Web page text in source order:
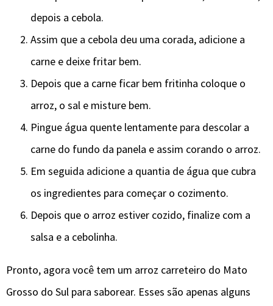
depois a cebola.
Assim que a cebola deu uma corada, adicione a
carne e deixe fritar bem.
Depois que a carne ficar bem fritinha coloque o
arroz, o sal e misture bem.
Pingue água quente lentamente para descolar a
carne do fundo da panela e assim corando o arroz.
Em seguida adicione a quantia de água que cubra
os ingredientes para começar o cozimento.
Depois que o arroz estiver cozido, finalize com a
salsa e a cebolinha.
Pronto, agora você tem um arroz carreteiro do Mato
Grosso do Sul para saborear. Esses são apenas alguns